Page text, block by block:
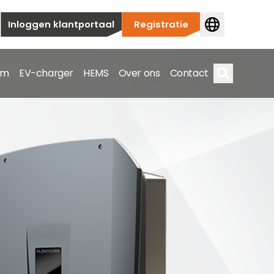
Inloggen klantportaal Registratie
EV-charger HEMS Over ons Contact
tot commerciële en utiliteitstoepassingen.